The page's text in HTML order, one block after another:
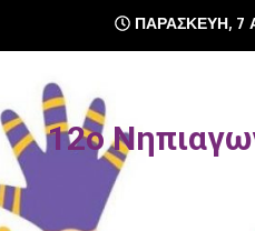
content
ΠΑΡΑΣΚΕΥΉ, 7
12o